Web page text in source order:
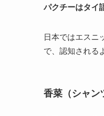
パクチーはタイ
日本ではエスニ
で、認知される
香菜（シャン